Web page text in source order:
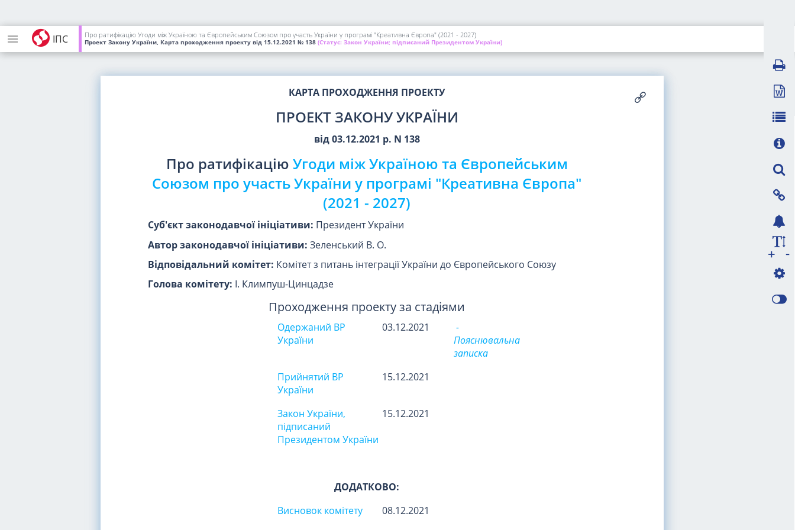
ІПС Про ратифікацію Угоди між Україною та Європейським Союзом про участь України у програмі "Креативна Європа" (2021 - 2027)
Проект Закону України, Карта проходження проекту від 15.12.2021 № 138 (Статус: Закон України; підписаний Президентом України)
КАРТА ПРОХОДЖЕННЯ ПРОЕКТУ
ПРОЕКТ ЗАКОНУ УКРАЇНИ
від 03.12.2021 р. N 138
Про ратифікацію Угоди між Україною та Європейським
Союзом про участь України у програмі "Креативна Європа"
(2021 - 2027)
Суб'єкт законодавчої ініціативи: Президент України
Автор законодавчої ініціативи: Зеленський В. О.
Відповідальний комітет: Комітет з питань інтеграції України до Європейського Союзу
Голова комітету: І. Климпуш-Цинцадзе
Проходження проекту за стадіями
Одержаний ВР
України
03.12.2021
-
Пояснювальна
записка
Прийнятий ВР
України
15.12.2021
Закон України,
підписаний
Президентом України
15.12.2021
ДОДАТКОВО:
Висновок комітету
08.12.2021
-
+